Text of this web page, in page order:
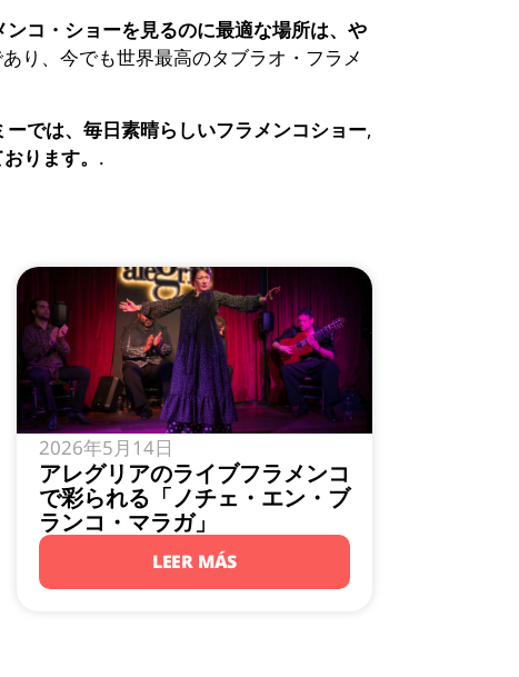
ンコ・ショーを見るのに最適な場所は、や
り、今でも世界最高のタブラオ・フラメ
では、毎日素晴らしいフラメンコショー,
ります。 .
2026年5月14日
アレグリアのライブフラメンコ
で彩られる「ノチェ・エン・ブ
ランコ・マラガ」
LEER MÁS